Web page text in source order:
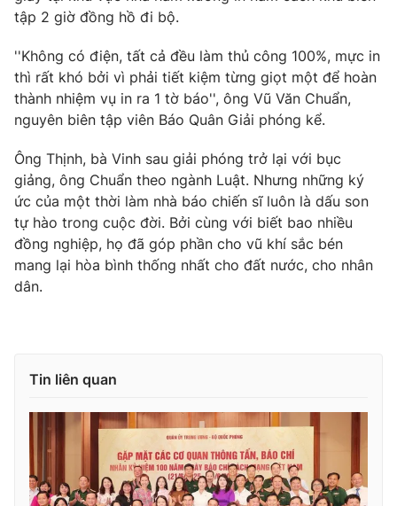
Ðiện thoại Thời báo VTV:024.66 897 897
Liên hệ quảng cáo:024-7300.7108
tập 2 giờ đồng hồ đi bộ.
''Không có điện, tất cả đều làm thủ công 100%, mực in
thì rất khó bởi vì phải tiết kiệm từng giọt một để hoàn
thành nhiệm vụ in ra 1 tờ báo'', ông Vũ Văn Chuẩn,
nguyên biên tập viên Báo Quân Giải phóng kể.
Ông Thịnh, bà Vinh sau giải phóng trở lại với bục
giảng, ông Chuẩn theo ngành Luật. Nhưng những ký
ức của một thời làm nhà báo chiến sĩ luôn là dấu son
tự hào trong cuộc đời. Bởi cùng với biết bao nhiều
đồng nghiệp, họ đã góp phần cho vũ khí sắc bén
mang lại hòa bình thống nhất cho đất nước, cho nhân
dân.
Tin liên quan